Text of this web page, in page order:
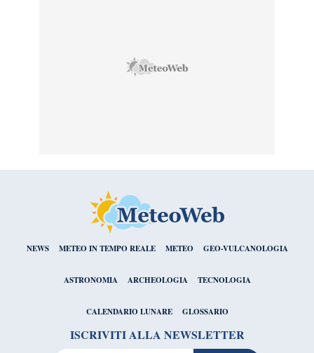
NEWS METEO IN TEMPO REALE METEO GEO-VULCANOLOGIA
ASTRONOMIA ARCHEOLOGIA TECNOLOGIA
CALENDARIO LUNARE GLOSSARIO
ISCRIVITI ALLA NEWSLETTER